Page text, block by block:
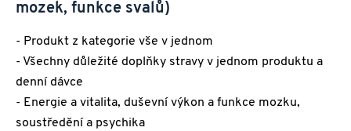
mozek, funkce svalů)
- Produkt z kategorie vše v jednom
- Všechny důležité doplňky stravy v jednom produktu a
denní dávce
- Energie a vitalita, duševní výkon a funkce mozku,
soustředění a psychika